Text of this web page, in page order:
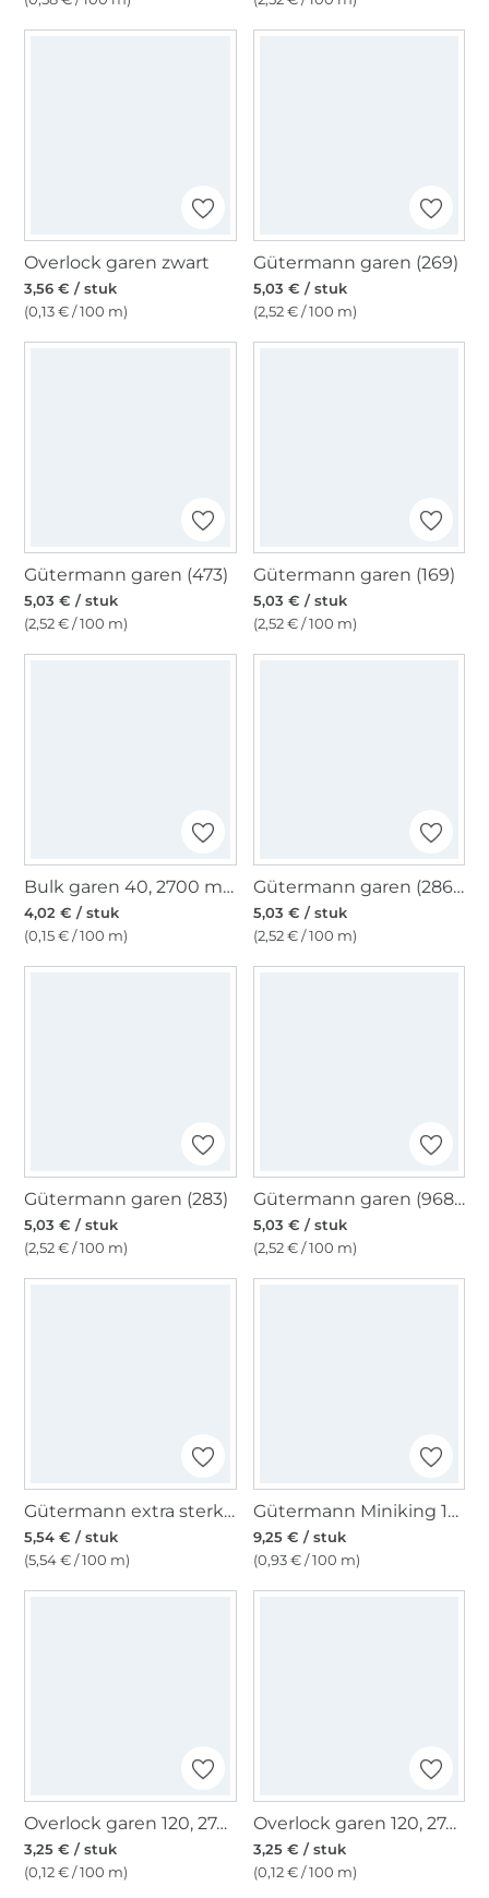
Overlock garen zwart
3,56 € / stuk
(0,13 € / 100 m)
Gütermann garen (269)
5,03 € / stuk
(2,52 € / 100 m)
Gütermann garen (473)
5,03 € / stuk
(2,52 € / 100 m)
Gütermann garen (169)
5,03 € / stuk
(2,52 € / 100 m)
Bulk garen 40, 2700 m, gebroken wit
4,02 € / stuk
(0,15 € / 100 m)
Gütermann garen (286) goudgeel
5,03 € / stuk
(2,52 € / 100 m)
Gütermann garen (283)
5,03 € / stuk
(2,52 € / 100 m)
Gütermann garen (968),goudgeel
5,03 € / stuk
(2,52 € / 100 m)
Gütermann extra sterk (000), zwart
5,54 € / stuk
(5,54 € / 100 m)
Gütermann Miniking 120 1000 m, ecru
9,25 € / stuk
(0,93 € / 100 m)
Overlock garen 120, 2740 m, legergroen
3,25 € / stuk
(0,12 € / 100 m)
Overlock garen 120, 2740 m, donker jeansblauw
3,25 € / stuk
(0,12 € / 100 m)